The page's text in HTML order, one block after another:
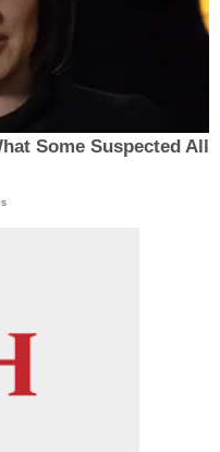
Some Suspected All